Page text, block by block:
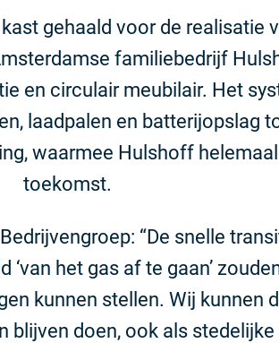
gehaald voor de realisatie
familiebedrijf
en circulair meubilair. Het
laadpalen en batterijopslag
waarmee Hulshoff
toekomst.
“De snelle
het gas af te gaan’
kunnen stellen. Wij kunnen
blijven doen, ook als